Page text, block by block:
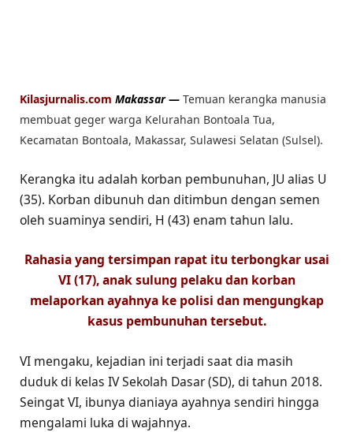
Kilasjurnalis.com Makassar— Temuan kerangka manusia
membuat geger warga Kelurahan Bontoala Tua,
Kecamatan Bontoala, Makassar, Sulawesi Selatan (Sulsel).
Kerangka itu adalah korban pembunuhan, JU alias U
(35). Korban dibunuh dan ditimbun dengan semen
oleh suaminya sendiri, H (43) enam tahun lalu.
Rahasia yang tersimpan rapat itu terbongkar usai
VI (17), anak sulung pelaku dan korban
melaporkan ayahnya ke polisi dan mengungkap
kasus pembunuhan tersebut.
VI mengaku, kejadian ini terjadi saat dia masih
duduk di kelas IV Sekolah Dasar (SD), di tahun 2018.
Seingat VI, ibunya dianiaya ayahnya sendiri hingga
mengalami luka di wajahnya.